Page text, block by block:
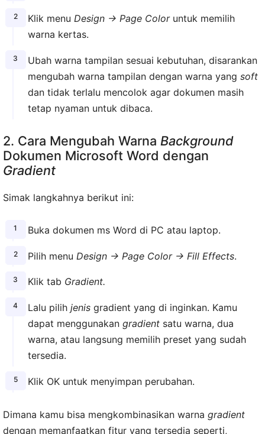
Klik menu Design → Page Coloruntuk memilih
warna kertas.
Ubah warna tampilan sesuai kebutuhan, disarankan
mengubah warna tampilan dengan warna yang soft
dan tidak terlalu mencolok agar dokumen masih
tetap nyaman untuk dibaca.
2. Cara Mengubah Warna Background
Dokumen Microsoft Word dengan
Gradient
Simak langkahnya berikut ini:
Buka dokumen ms Word di PC atau laptop.
Pilih menu Design → Page Color → Fill Effects.
Klik tab Gradient.
Lalu pilih jenisgradient yang di inginkan. Kamu
dapat menggunakan gradientsatu warna, dua
warna, atau langsung memilih preset yang sudah
tersedia.
Klik OK untuk menyimpan perubahan.
Dimana kamu bisa mengkombinasikan warna gradient
dengan memanfaatkan fitur yang tersedia seperti,